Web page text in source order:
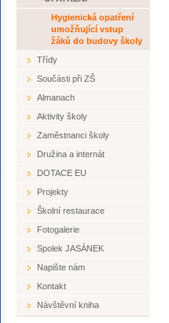
Hygienická opatření
umožňující vstup
žáků do budovy školy
Třídy
Součásti při ZŠ
Almanach
Aktivity školy
Zaměstnanci školy
Družina a internát
DOTACE EU
Projekty
Školní restaurace
Fotogalerie
Spolek JASÁNEK
Napište nám
Kontakt
Návštěvní kniha